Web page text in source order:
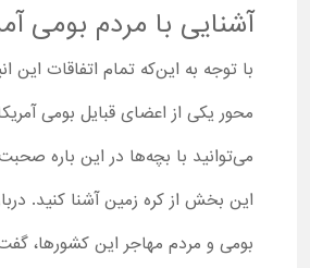
آشنایی با مردم بومی
با توجه به این‌که تمام اتفاقات این
محور یکی از اعضای قبایل بومی
می‌توانید با بچه‌ها در این باره
این بخش از کره زمین آشنا کنید.
بومی و مردم مهاجر این کشورها،